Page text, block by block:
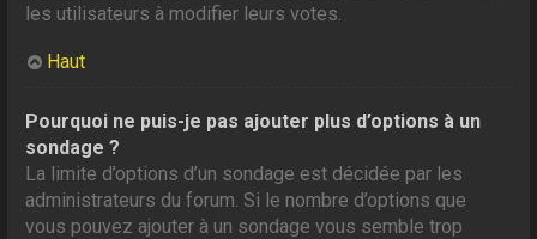
les utilisateurs à modifier leurs votes.
Haut
Pourquoi ne puis-je pas ajouter plus d’options à un
sondage ?
La limite d’options d’un sondage est décidée par les
administrateurs du forum. Si le nombre d’options que
vous pouvez ajouter à un sondage vous semble trop